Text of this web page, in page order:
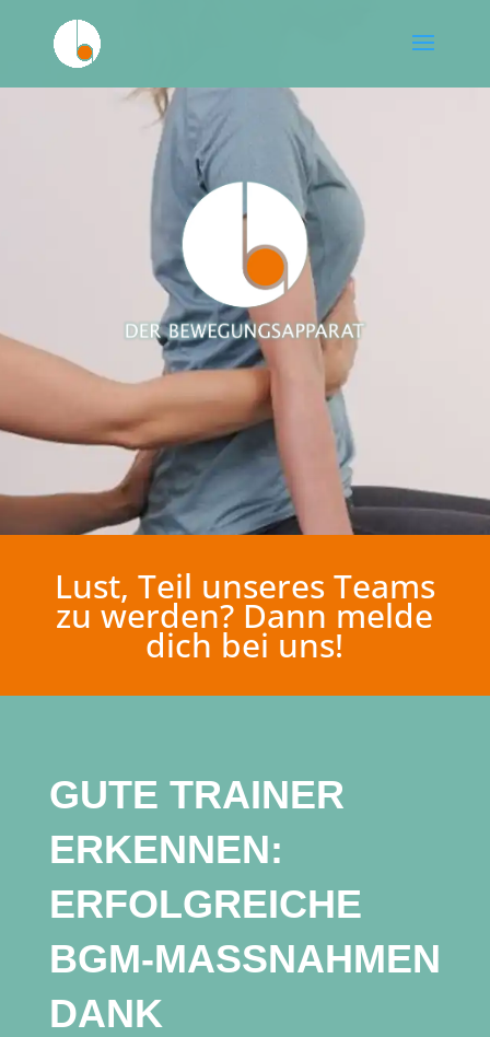
Lust, Teil unseres Teams
zu werden? Dann melde
dich bei uns!
GUTE TRAINER
ERKENNEN:
ERFOLGREICHE
BGM-MASSNAHMEN D
ANK K